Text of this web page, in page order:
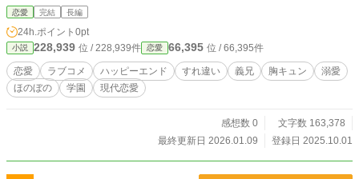
しかも、兄の親友や親友の恋心まで巻き込んで、恋はどんど
の禁断の恋の行方は……？ 笑ってキュンして悩ましい、変身
ラブコメディ開幕！
恋愛 完結 長編
24h.ポイント 0pt
小説 228,939 位 / 228,939件 恋愛 66,395 位 / 66,395件
恋愛 ラブコメ ハッピーエンド すれ違い 義兄 胸キュン
溺愛
ほのぼの
学園 現代恋愛
感想数 0
文字数 163,378
最終更新日 2026.01.09
登録日 2025.10.01